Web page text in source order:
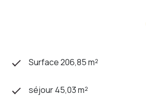
Surface 206,85 m²
séjour 45,03 m²